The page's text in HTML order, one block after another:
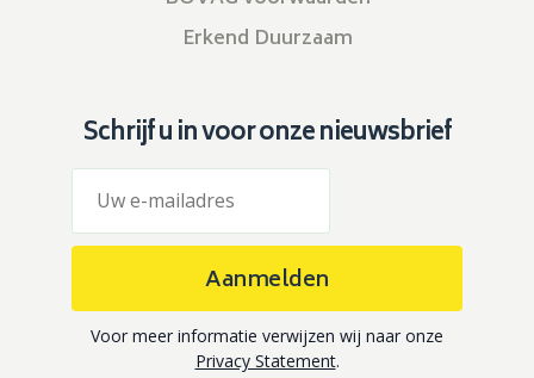
Erkend Duurzaam
Schrijf u in voor onze nieuwsbrief
Aanmelden
Voor meer informatie verwijzen wij naar onze
Privacy Statement.